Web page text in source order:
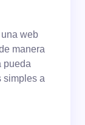
web
manera
pueda
simples a